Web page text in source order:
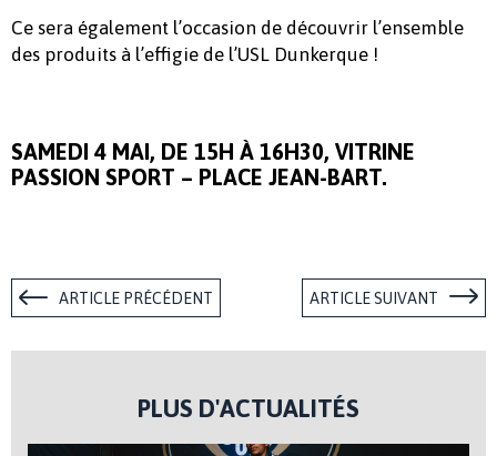
Ce sera également l’occasion de découvrir l’ensemble
des produits à l’effigie de l’USL Dunkerque !
SAMEDI 4 MAI, DE 15H À 16H30, VITRINE
PASSION SPORT – PLACE JEAN-BART.
ARTICLE PRÉCÉDENT ARTICLE SUIVANT
PLUS D'ACTUALITÉS